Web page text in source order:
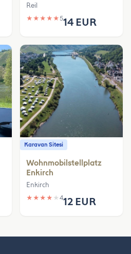
Reil
★ ★ ★ ★ ★514 EUR
Karavan Sitesi
Wohnmobilstellplatz
Enkirch
Enkirch
★ ★ ★ ★ ★ 412 EUR